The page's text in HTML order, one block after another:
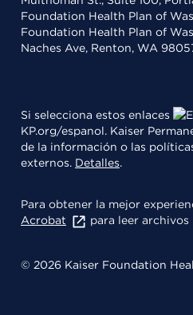
Foundation Health Plan of
Foundation Health Plan of
Naches Ave, Renton, WA
Si selecciona estos enlaces
KP.org/espanol. Kaiser
de la información o las
externos. Detalles.
Para obtener la mejor
Acrobat
para leer archivos
© 2026 Kaiser Foundation